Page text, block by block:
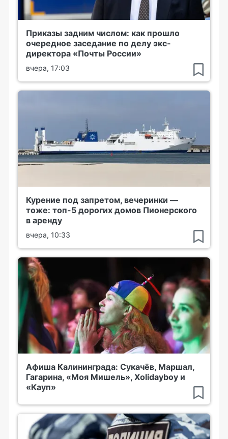
Приказы задним числом: как прошло
очередное заседание по делу экс-
директора «Почты России»
вчера, 17:03
Курение под запретом, вечеринки —
тоже: топ-5 дорогих домов Пионерского
в аренду
вчера, 10:33
Афиша Калининграда: Сукачёв, Маршал,
Гагарина, «Моя Мишель», Xolidayboy и
«Кауп»